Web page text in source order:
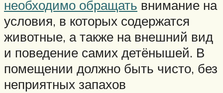
необходимо обращать внимание на
условия, в которых содержатся
животные, а также на внешний вид
и поведение самих детёнышей. В
помещении должно быть чисто, без
неприятных запахов